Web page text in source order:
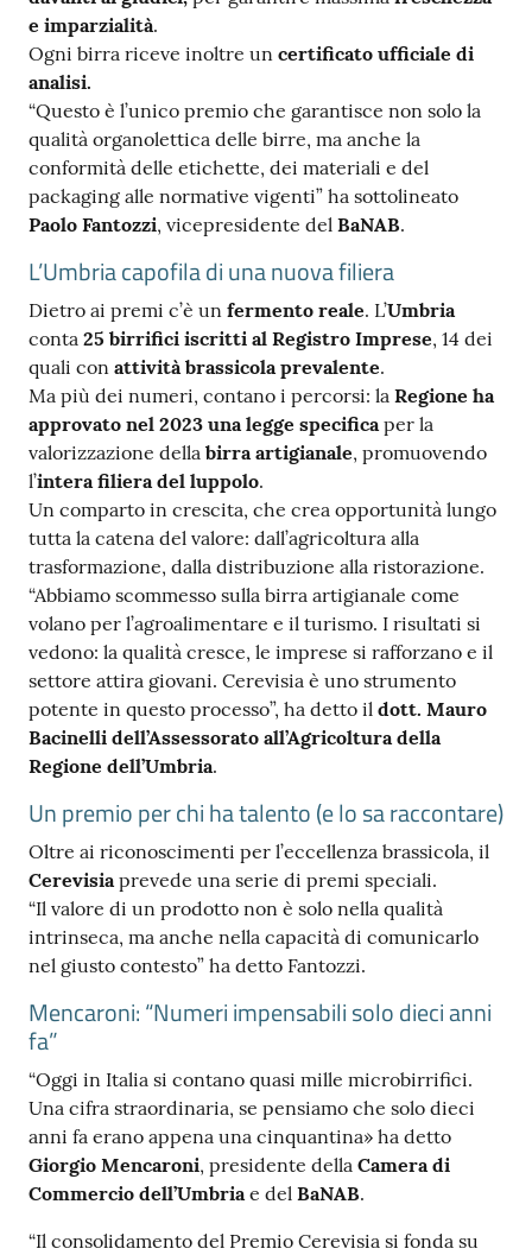
e imparzialità.
Ogni birra riceve inoltre un certificato ufficiale di
analisi.
“Questo è l’unico premio che garantisce non solo la
qualità organolettica delle birre, ma anche la
conformità delle etichette, dei materiali e del
packaging alle normative vigenti” ha sottolineato
Paolo Fantozzi, vicepresidente del BaNAB.
L’Umbria capofila di una nuova filiera
Dietro ai premi c’è un fermento reale. L’Umbria
conta 25 birrifici iscritti al Registro Imprese, 14 dei
quali con attività brassicola prevalente.
Ma più dei numeri, contano i percorsi: la Regione ha
approvato nel 2023 una legge specifica per la
valorizzazione della birra artigianale, promuovendo
l’intera filiera del luppolo.
Un comparto in crescita, che crea opportunità lungo
tutta la catena del valore: dall’agricoltura alla
trasformazione, dalla distribuzione alla ristorazione.
“Abbiamo scommesso sulla birra artigianale come
volano per l’agroalimentare e il turismo. I risultati si
vedono: la qualità cresce, le imprese si rafforzano e il
settore attira giovani. Cerevisia è uno strumento
potente in questo processo”, ha detto il dott. Mauro
Bacinelli dell’Assessorato all’Agricoltura della
Regione dell’Umbria.
Un premio per chi ha talento (e lo sa raccontare)
Oltre ai riconoscimenti per l’eccellenza brassicola, il
Cerevisia prevede una serie di premi speciali.
“Il valore di un prodotto non è solo nella qualità
intrinseca, ma anche nella capacità di comunicarlo
nel giusto contesto” ha detto Fantozzi.
Mencaroni: “Numeri impensabili solo dieci anni
fa”
“Oggi in Italia si contano quasi mille microbirrifici.
Una cifra straordinaria, se pensiamo che solo dieci
anni fa erano appena una cinquantina» ha detto
Giorgio Mencaroni, presidente della Camera di
Commercio dell’Umbria e del BaNAB.
“Il consolidamento del Premio Cerevisia si fonda su